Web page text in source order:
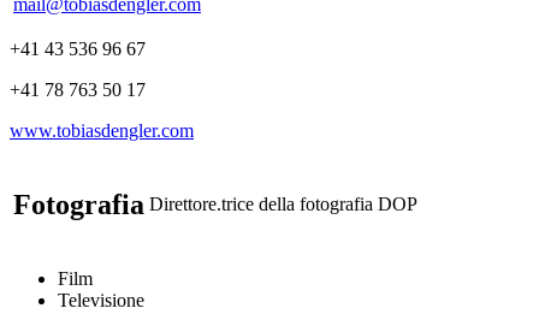
+41 43 536 96 67
+41 78 763 50 17
www.tobiasdengler.com
Fotografia Direttore.trice della fotografia DOP
Film
Televisione